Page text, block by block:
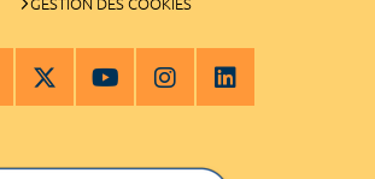
GESTION DES COOKIES